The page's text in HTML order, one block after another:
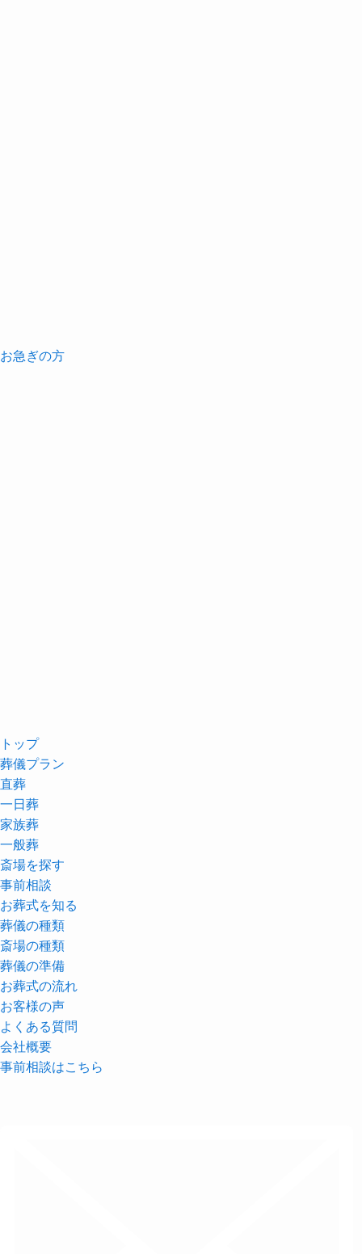
お急ぎの方
トップ
葬儀プラン
直葬
一日葬
家族葬
一般葬
斎場を探す
事前相談
お葬式を知る
葬儀の種類
斎場の種類
葬儀の準備
お葬式の流れ
お客様の声
よくある質問
会社概要
事前相談はこちら